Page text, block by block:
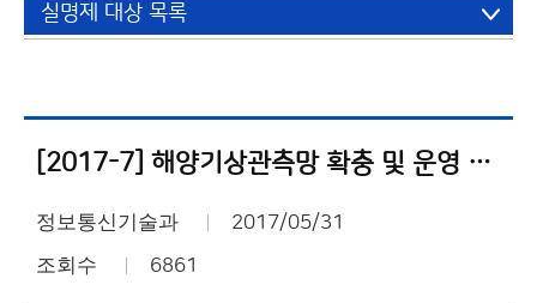
실명제 대상 목록
[2017-7] 해양기상관측망 확충 및 운영 사업내역서
정보통신기술과 2017/05/31
조회수 6861